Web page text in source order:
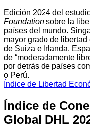
Edición 2024 del
Foundation sobre la
países del mundo.
mayor grado de
de Suiza e Irlanda.
de “moderadamente
por detrás de países
o Perú.
Índice de Libertad
Índice de
Global DHL